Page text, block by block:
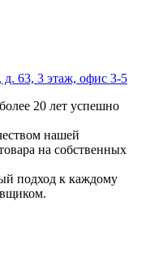
63, 3 этаж, офис 3-5
20 лет успешно
нашей
на собственных
подход к каждому